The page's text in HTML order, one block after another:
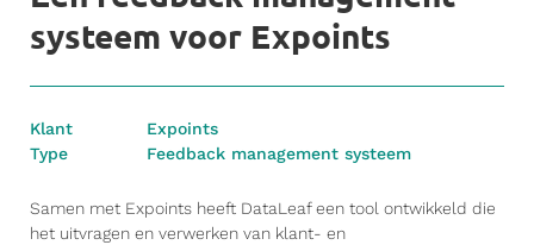
systeem voor Expoints
Klant
Expoints
Type
Feedback management systeem
Samen met Expoints heeft DataLeaf een tool ontwikkeld die
het uitvragen en verwerken van klant- en